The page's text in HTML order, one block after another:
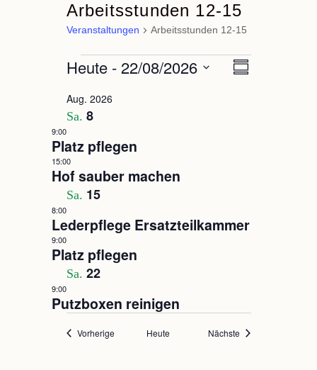
Arbeitsstunden 12-15
Veranstaltungen Arbeitsstunden 12-15
Veranstaltungen
Ansichten-
Veranstaltung
Ansichten-
Heute - 22/08/2026
auswählen.
Aug. 2026
Sa. 8
9:00
Platz pflegen
15:00
Hof sauber machen
Sa. 15
8:00
Lederpflege Ersatzteilkammer
9:00
Platz pflegen
Sa. 22
9:00
Putzboxen reinigen
VorherigeVeranstaltungen
Heute Nächste Veranstaltungen